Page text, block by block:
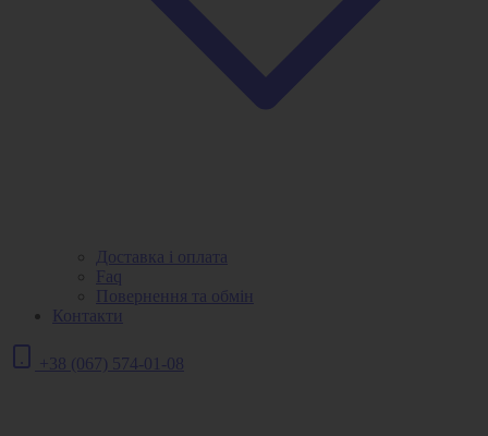
Доставка і оплата
Faq
Повернення та обмін
Контакти
+38 (067) 574-01-08